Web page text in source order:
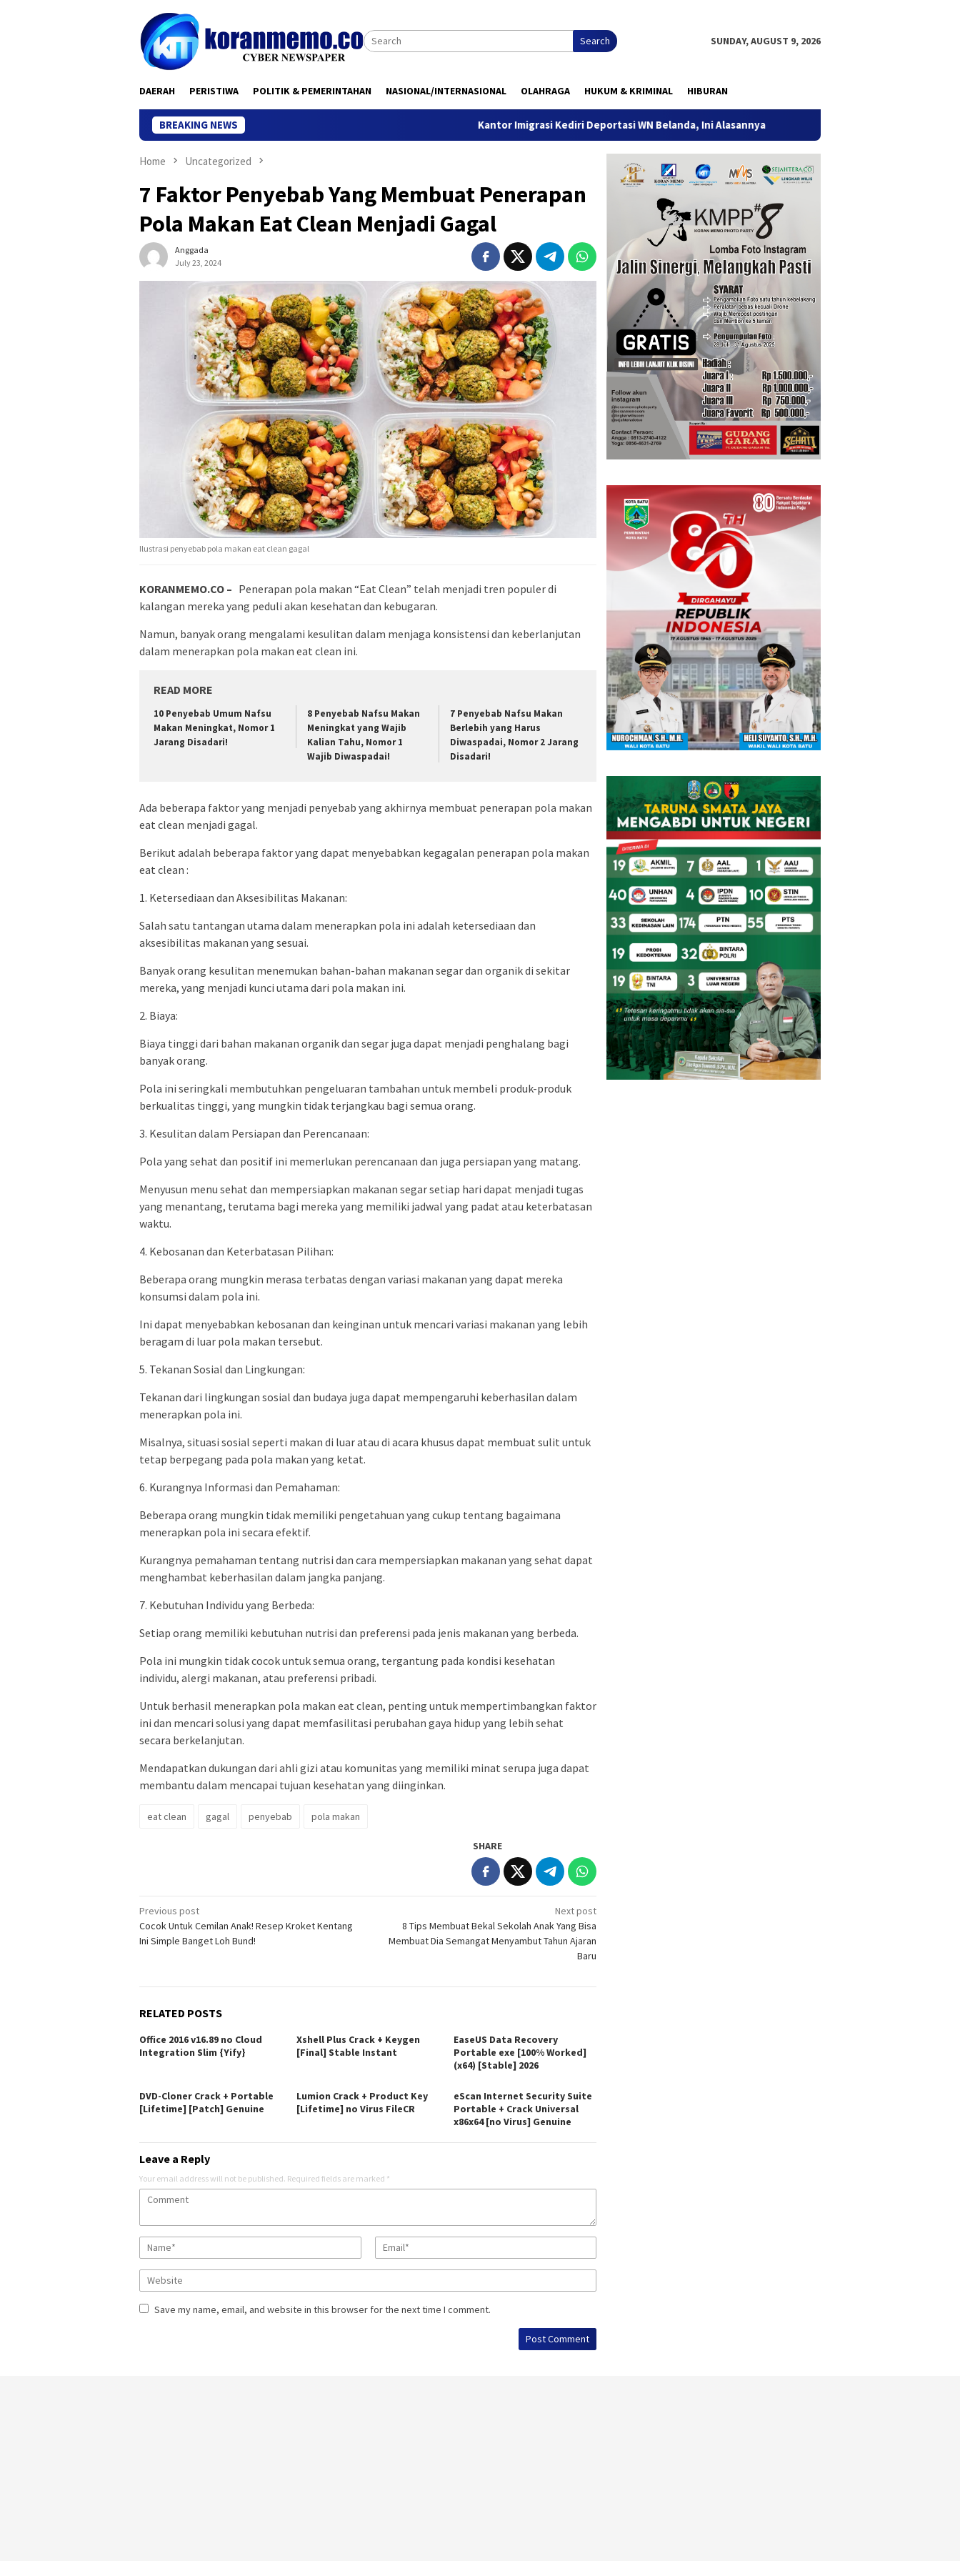
Search SUNDAY, AUGUST 9, 2026
DAERAH PERISTIWA POLITIK & PEMERINTAHAN NASIONAL/INTERNASIONAL OLAHRAGA HUKUM & KRIMINAL HIBURAN
BREAKING NEWS Kantor Imigrasi Kediri Deportasi WN Belanda, Ini Alasannya 9 Desa di 6 Kecamatan Tulungagung Alami
Home Uncategorized
7 Faktor Penyebab Yang Membuat Penerapan
Pola Makan Eat Clean Menjadi Gagal
Anggada
July 23, 2024
Ilustrasi penyebab pola makan eat clean gagal
KORANMEMO.CO – Penerapan pola makan “Eat Clean” telah menjadi tren populer di
kalangan mereka yang peduli akan kesehatan dan kebugaran.
Namun, banyak orang mengalami kesulitan dalam menjaga konsistensi dan keberlanjutan
dalam menerapkan pola makan eat clean ini.
READ MORE
10 Penyebab Umum Nafsu
Makan Meningkat, Nomor 1
Jarang Disadari!
8 Penyebab Nafsu Makan
Meningkat yang Wajib
Kalian Tahu, Nomor 1
Wajib Diwaspadai!
7 Penyebab Nafsu Makan
Berlebih yang Harus
Diwaspadai, Nomor 2 Jarang
Disadari!
Ada beberapa faktor yang menjadi penyebab yang akhirnya membuat penerapan pola makan
eat clean menjadi gagal.
Berikut adalah beberapa faktor yang dapat menyebabkan kegagalan penerapan pola makan
eat clean :
1. Ketersediaan dan Aksesibilitas Makanan:
Salah satu tantangan utama dalam menerapkan pola ini adalah ketersediaan dan
aksesibilitas makanan yang sesuai.
Banyak orang kesulitan menemukan bahan-bahan makanan segar dan organik di sekitar
mereka, yang menjadi kunci utama dari pola makan ini.
2. Biaya:
Biaya tinggi dari bahan makanan organik dan segar juga dapat menjadi penghalang bagi
banyak orang.
Pola ini seringkali membutuhkan pengeluaran tambahan untuk membeli produk-produk
berkualitas tinggi, yang mungkin tidak terjangkau bagi semua orang.
3. Kesulitan dalam Persiapan dan Perencanaan:
Pola yang sehat dan positif ini memerlukan perencanaan dan juga persiapan yang matang.
Menyusun menu sehat dan mempersiapkan makanan segar setiap hari dapat menjadi tugas
yang menantang, terutama bagi mereka yang memiliki jadwal yang padat atau keterbatasan
waktu.
4. Kebosanan dan Keterbatasan Pilihan:
Beberapa orang mungkin merasa terbatas dengan variasi makanan yang dapat mereka
konsumsi dalam pola ini.
Ini dapat menyebabkan kebosanan dan keinginan untuk mencari variasi makanan yang lebih
beragam di luar pola makan tersebut.
5. Tekanan Sosial dan Lingkungan:
Tekanan dari lingkungan sosial dan budaya juga dapat mempengaruhi keberhasilan dalam
menerapkan pola ini.
Misalnya, situasi sosial seperti makan di luar atau di acara khusus dapat membuat sulit untuk
tetap berpegang pada pola makan yang ketat.
6. Kurangnya Informasi dan Pemahaman:
Beberapa orang mungkin tidak memiliki pengetahuan yang cukup tentang bagaimana
menerapkan pola ini secara efektif.
Kurangnya pemahaman tentang nutrisi dan cara mempersiapkan makanan yang sehat dapat
menghambat keberhasilan dalam jangka panjang.
7. Kebutuhan Individu yang Berbeda:
Setiap orang memiliki kebutuhan nutrisi dan preferensi pada jenis makanan yang berbeda.
Pola ini mungkin tidak cocok untuk semua orang, tergantung pada kondisi kesehatan
individu, alergi makanan, atau preferensi pribadi.
Untuk berhasil menerapkan pola makan eat clean, penting untuk mempertimbangkan faktor
ini dan mencari solusi yang dapat memfasilitasi perubahan gaya hidup yang lebih sehat
secara berkelanjutan.
Mendapatkan dukungan dari ahli gizi atau komunitas yang memiliki minat serupa juga dapat
membantu dalam mencapai tujuan kesehatan yang diinginkan.
eat clean gagal penyebab pola makan
SHARE
Post
navigation
Previous post
Cocok Untuk Cemilan Anak! Resep Kroket Kentang
Ini Simple Banget Loh Bund!
Next post
8 Tips Membuat Bekal Sekolah Anak Yang Bisa
Membuat Dia Semangat Menyambut Tahun Ajaran
Baru
RELATED POSTS
Office 2016 v16.89 no Cloud
Integration Slim {Yify}
Xshell Plus Crack + Keygen
[Final] Stable Instant
EaseUS Data Recovery
Portable exe [100% Worked]
(x64) [Stable] 2026
DVD-Cloner Crack + Portable
[Lifetime] [Patch] Genuine
Lumion Crack + Product Key
[Lifetime] no Virus FileCR
eScan Internet Security Suite
Portable + Crack Universal
x86x64 [no Virus] Genuine
Leave a Reply
Your email address will not be published. Required fields are marked *
Save my name, email, and website in this browser for the next time I comment.